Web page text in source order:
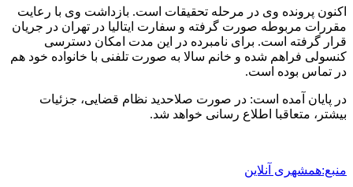
اکنون پرونده وی در مرحله تحقیقات است. بازداشت وی با رعایت
مقررات مربوطه صورت گرفته و سفارت ایتالیا در تهران در جریان
قرار گرفته است. برای نامبرده در این مدت امکان دسترسی
کنسولی فراهم شده و خانم سالا به صورت تلفنی با خانواده خود هم
در تماس بوده است.
در پایان آمده است: در صورت صلاحدید نظام قضایی، جزئیات
بیشتر، متعاقبا اطلاع رسانی خواهد شد.
منبع:همشهری آنلاین